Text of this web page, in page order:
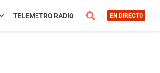
TELEMETRO RADIO EN DIRECTO